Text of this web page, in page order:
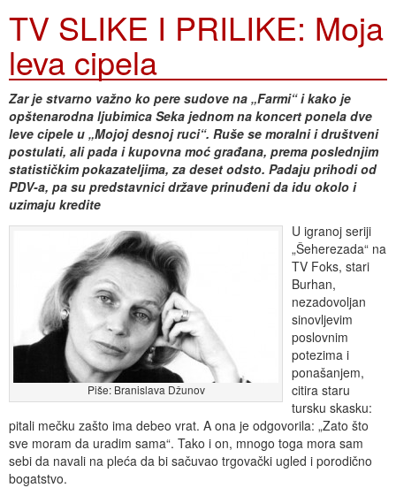
TV SLIKE I PRILIKE: Moja
leva cipela
Zar je stvarno važno ko pere sudove na „Farmi“ i kako je
opštenarodna ljubimica Seka jednom na koncert ponela dve
leve cipele u „Mojoj desnoj ruci“. Ruše se moralni i društveni
postulati, ali pada i kupovna moć građana, prema poslednjim
statističkim pokazateljima, za deset odsto. Padaju prihodi od
PDV-a, pa su predstavnici države prinuđeni da idu okolo i
uzimaju kredite
Piše: Branislava Džunov
U igranoj seriji
„Šeherezada“ na
TV Foks, stari
Burhan,
nezadovoljan
sinovljevim
poslovnim
potezima i
ponašanjem,
citira staru
tursku skasku:
pitali mečku zašto ima debeo vrat. A ona je odgovorila: „Zato što
sve moram da uradim sama“. Tako i on, mnogo toga mora sam
sebi da navali na pleća da bi sačuvao trgovački ugled i porodično
bogatstvo.